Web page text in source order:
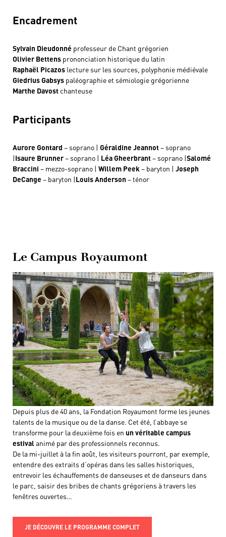
Encadrement
Sylvain Dieudonné professeur de Chant grégorien
Olivier Bettens prononciation historique du latin
Raphaël Picazos lecture sur les sources, polyphonie médiévale
Giedrius Gabsys paléographie et sémiologie grégorienne
Marthe Davost chanteuse
Participants
Aurore Gontard – soprano | Géraldine Jeannot– soprano
|Isaure Brunner– soprano | Léa Gheerbrant– soprano |Salomé
Braccini – mezzo-soprano | Willem Peek– baryton | Joseph
DeCange – baryton |Louis Anderson – ténor
Le Campus Royaumont
Depuis plus de 40 ans, la Fondation Royaumont forme les jeunes
talents de la musique ou de la danse. Cet été, l’abbaye se
transforme pour la deuxième fois en un véritable campus
estival animé par des professionnels reconnus.
De la mi-juillet à la fin août, les visiteurs pourront, par exemple,
entendre des extraits d’opéras dans les salles historiques,
entrevoir les échauffements de danseuses et de danseurs dans
le parc, saisir des bribes de chants grégoriens à travers les
fenêtres ouvertes…
JE DÉCOUVRE LE PROGRAMME COMPLET